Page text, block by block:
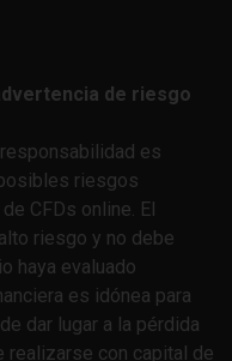
de riesgo
es
riesgos
CFDs online. El
riesgo y no debe
haya evaluado
es idónea para
dar lugar a la pérdida
con capital de